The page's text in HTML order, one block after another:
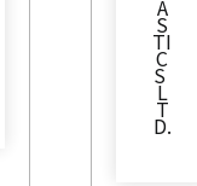
A
S
TI
C
S
L
T
D.